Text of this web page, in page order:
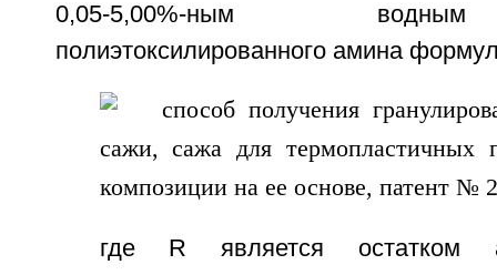
0,05-5,00%-ным
полиэтоксилированного амина
где R является